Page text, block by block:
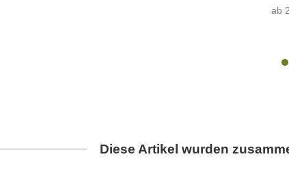
ab
Diese Artikel wurden